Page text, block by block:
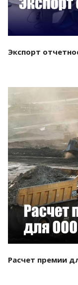
Экспорт
Расчет премии